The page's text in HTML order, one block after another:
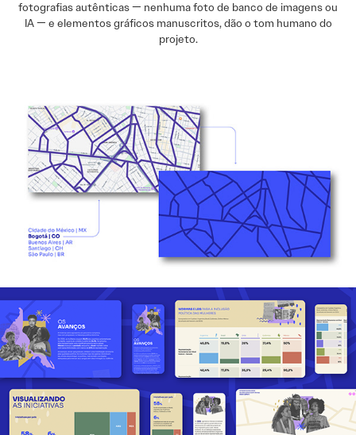
fotografias autênticas — nenhuma foto de banco de imagens ou
IA — e elementos gráficos manuscritos, dão o tom humano do
projeto.